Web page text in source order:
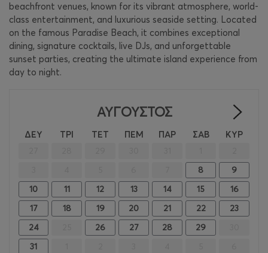
beachfront venues, known for its vibrant atmosphere, world-
class entertainment, and luxurious seaside setting. Located
on the famous Paradise Beach, it combines exceptional
dining, signature cocktails, live DJs, and unforgettable
sunset parties, creating the ultimate island experience from
day to night.
ΑΎΓΟΥΣΤΟΣ
ΔΕΥ ΤΡΙ ΤΕΤ ΠΕΜ ΠΑΡ ΣΑΒ ΚΥΡ
8
9
10
11 12 13 14 15
16
17
18 19 20 21 22
23
24
26 27 28 29
31